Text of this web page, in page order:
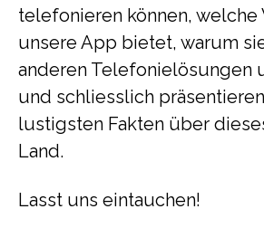
telefonieren können, welche
unsere App bietet, warum
anderen Telefonielösungen
und schliesslich
lustigsten Fakten über
Land.
Lasst uns eintauchen!